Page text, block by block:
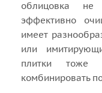
облицовка
эффективно
имеет
или
плитки тоже
комбинировать